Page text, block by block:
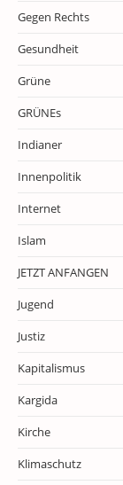
Gegen Rechts
Gesundheit
Grüne
GRÜNEs
Indianer
Innenpolitik
Internet
Islam
JETZT ANFANGEN
Jugend
Justiz
Kapitalismus
Kargida
Kirche
Klimaschutz